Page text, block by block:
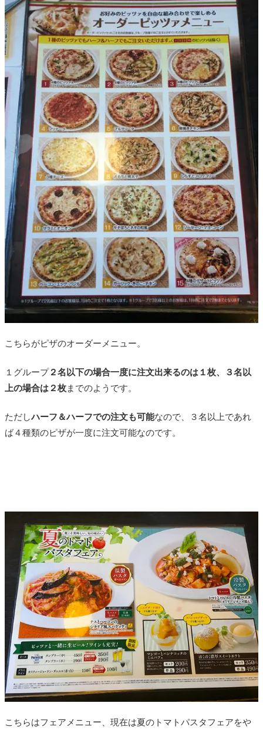
こちらがピザのオーダーメニュー。
１グループ２名以下の場合一度に注文出来るのは１枚、３名以
上の場合は２枚までのようです。
ただしハーフ＆ハーフでの注文も可能なので、３名以上であれ
ば４種類のピザが一度に注文可能なのです。
こちらはフェアメニュー、現在は夏のトマトパスタフェアをや